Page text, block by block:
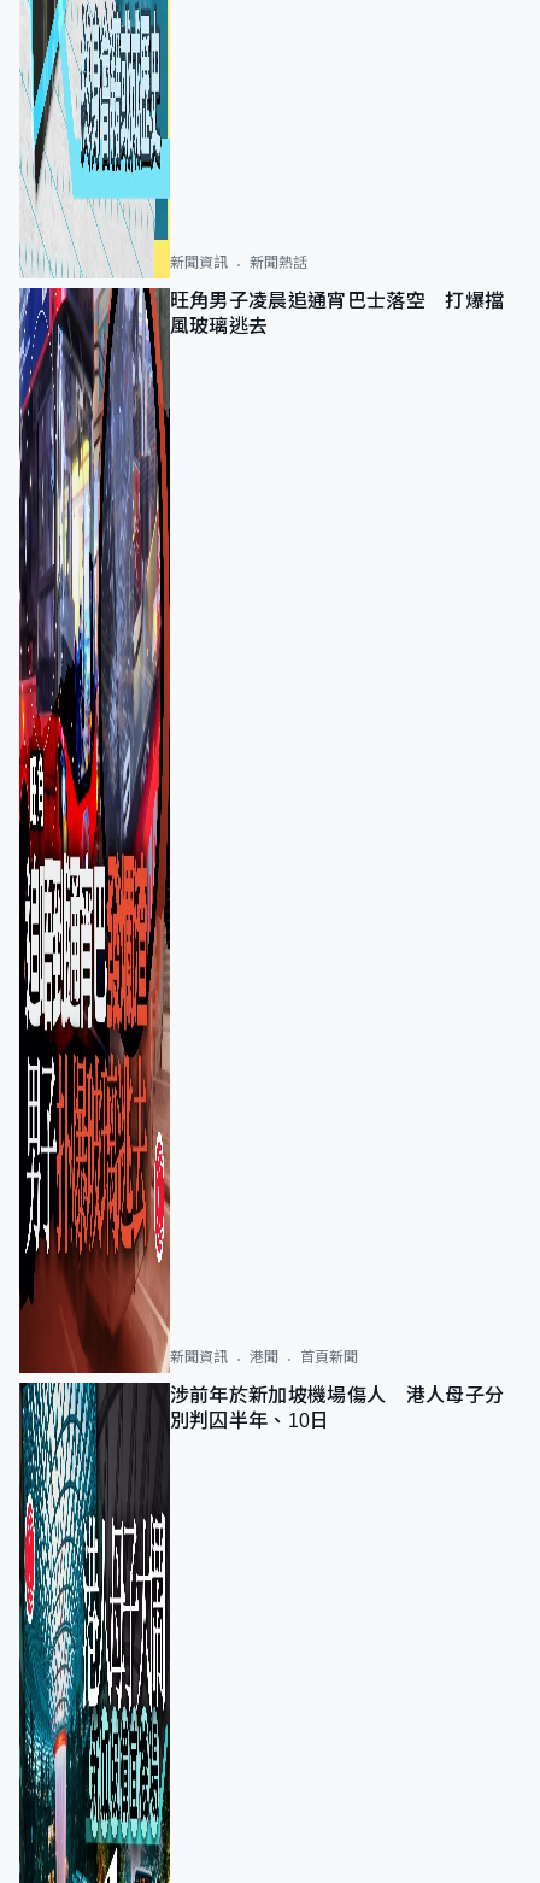
新聞資訊 新聞熱話
旺角男子凌晨追通宵巴士落空 打爆擋
風玻璃逃去
新聞資訊 港聞 首頁新聞
涉前年於新加坡機場傷人 港人母子分
別判囚半年、10日